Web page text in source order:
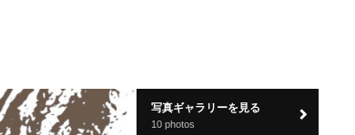
写真ギャラリーを見る
10 photos